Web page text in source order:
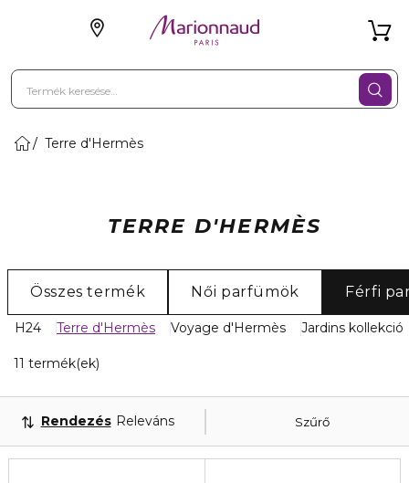
Terre d'Hermès
TERRE D'HERMÈS
Összes termék Női parfümök Férfi
H24 Terre d'Hermès Voyage d'Hermès Jardins kollekció
11 termék(ek)
Szűrő
Rendezés Releváns